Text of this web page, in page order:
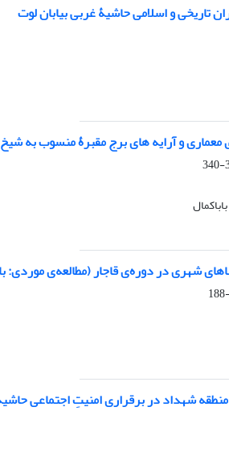
تاریخی و اسلامی حاشیۀ غربی بیابان لوت
معماری و آرایه های برج مقبرۀ منسوب به
شهری در دوره‌ی قاجار (مطالعه‌ی موردی:
شهداد در برقراری امنیتِ اجتماعی